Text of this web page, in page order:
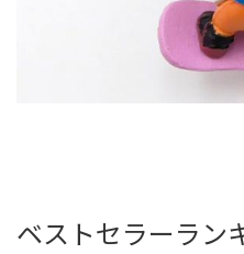
ベストセラーラン